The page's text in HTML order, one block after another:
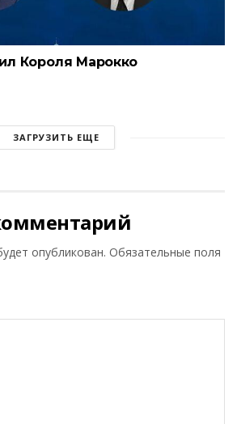
Короля Марокко
ЗАГРУЗИТЬ ЕЩЕ
опубликован. Обязательные поля